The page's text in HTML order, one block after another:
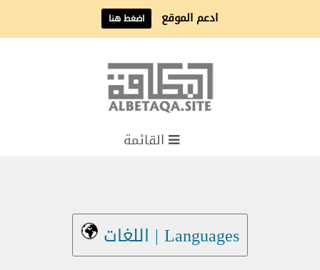
القائمة
Languages | اللغات
ادعم الموقع اضغط هنا